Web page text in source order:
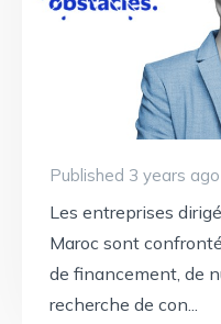
Published 3 years ago
Les entreprises
Maroc sont
de financement, de
recherche de con...